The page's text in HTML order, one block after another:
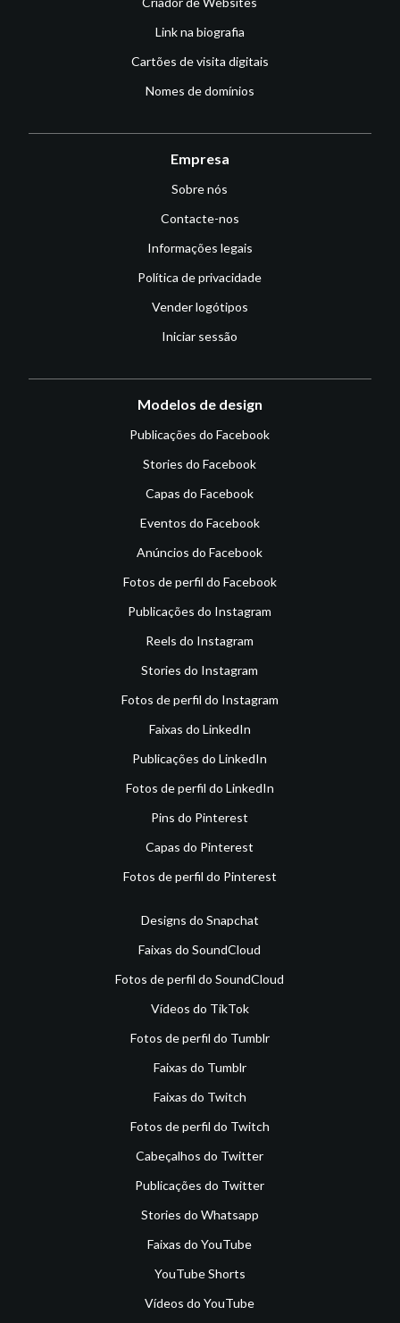
Link na biografia
Cartões de visita digitais
Nomes de domínios
Empresa
Sobre nós
Contacte-nos
Informações legais
Política de privacidade
Vender logótipos
Iniciar sessão
Modelos de design
Publicações do Facebook
Stories do Facebook
Capas do Facebook
Eventos do Facebook
Anúncios do Facebook
Fotos de perfil do Facebook
Publicações do Instagram
Reels do Instagram
Stories do Instagram
Fotos de perfil do Instagram
Faixas do LinkedIn
Publicações do LinkedIn
Fotos de perfil do LinkedIn
Pins do Pinterest
Capas do Pinterest
Fotos de perfil do Pinterest
Designs do Snapchat
Faixas do SoundCloud
Fotos de perfil do SoundCloud
Vídeos do TikTok
Fotos de perfil do Tumblr
Faixas do Tumblr
Faixas do Twitch
Fotos de perfil do Twitch
Cabeçalhos do Twitter
Publicações do Twitter
Stories do Whatsapp
Faixas do YouTube
YouTube Shorts
Vídeos do YouTube